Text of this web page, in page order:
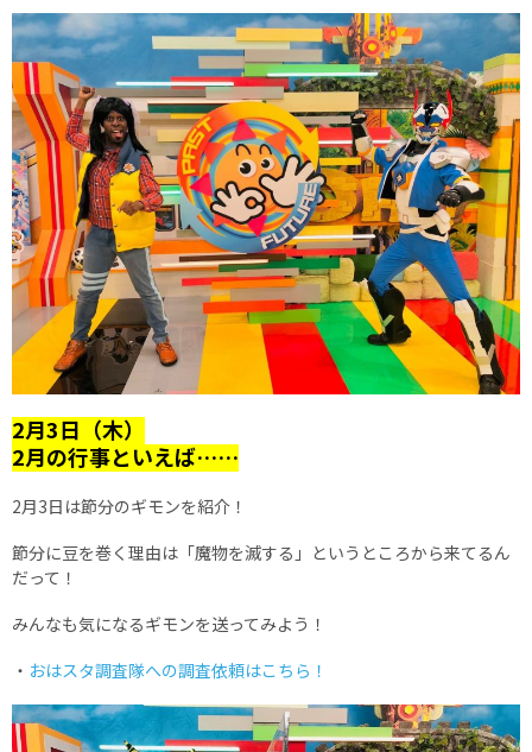
2月3日（木）
2月の行事といえば……
2月3日は節分のギモンを紹介！
節分に豆を巻く理由は「魔物を滅する」というところから来てるん
だって！
みんなも気になるギモンを送ってみよう！
・ おはスタ調査隊への調査依頼はこちら！